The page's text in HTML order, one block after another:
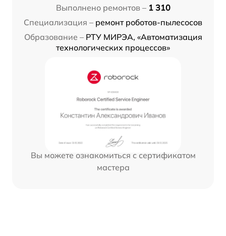
Выполнено ремонтов – 1 310
Специализация – ремонт роботов-пылесосов
Образование – РТУ МИРЭА, «Автоматизация
технологических процессов»
Вы можете ознакомиться с сертификатом
мастера